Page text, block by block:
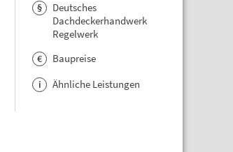
§
Deutsches
Dachdeckerhandwerk
Regelwerk
€ Baupreise
i Ähnliche Leistungen